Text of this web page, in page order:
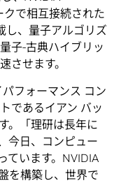
で相互接続された
し、量子アルゴリズ
子-古典ハイブリッ
させます。
フォーマンス コン
であるイアン バッ
。「理研は長年に
今日、コンピュー
ています。NVIDIA
を構築し、世界で